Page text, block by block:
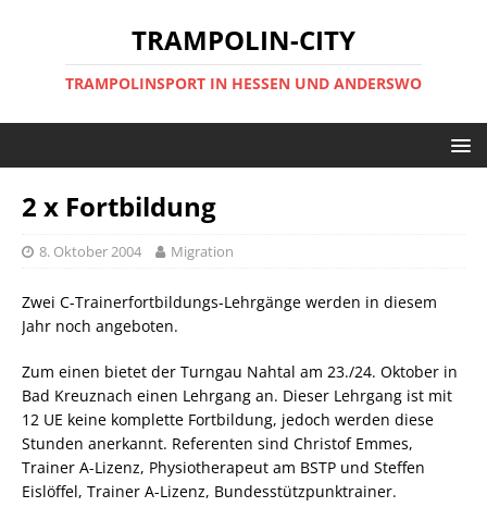
TRAMPOLIN-CITY
TRAMPOLINSPORT IN HESSEN UND ANDERSWO
2 x Fortbildung
8. Oktober 2004 Migration
Zwei C-Trainerfortbildungs-Lehrgänge werden in diesem
Jahr noch angeboten.
Zum einen bietet der Turngau Nahtal am 23./24. Oktober in
Bad Kreuznach einen Lehrgang an. Dieser Lehrgang ist mit
12 UE keine komplette Fortbildung, jedoch werden diese
Stunden anerkannt. Referenten sind Christof Emmes,
Trainer A-Lizenz, Physiotherapeut am BSTP und Steffen
Eislöffel, Trainer A-Lizenz, Bundesstützpunktrainer.